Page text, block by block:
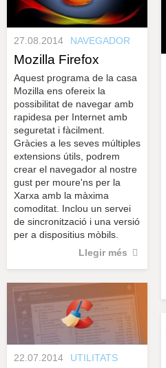
27.08.2014 NAVEGADOR
Mozilla Firefox
Aquest programa de la casa
Mozilla ens ofereix la
possibilitat de navegar amb
rapidesa per Internet amb
seguretat i fàcilment.
Gràcies a les seves múltiples
extensions útils, podrem
crear el navegador al nostre
gust per moure'ns per la
Xarxa amb la màxima
comoditat. Inclou un servei
de sincronització i una versió
per a dispositius mòbils.
Llegir més
22.07.2014 UTILITATS